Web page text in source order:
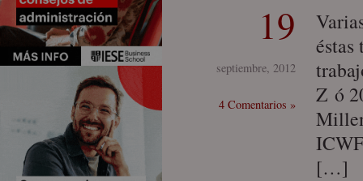
19
septiembre, 2012
4 Comentarios »
Z ó
[…]